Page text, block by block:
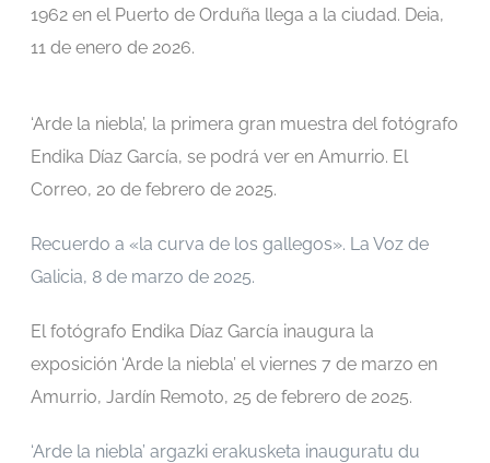
1962 en el Puerto de Orduña llega a la ciudad. Deia,
11 de enero de 2026.
‘Arde la niebla’, la primera gran muestra del fotógrafo
Endika Díaz García, se podrá ver en Amurrio. El
Correo, 20 de febrero de 2025.
Recuerdo a «la curva de los gallegos». La Voz de
Galicia, 8 de marzo de 2025.
El fotógrafo Endika Díaz García inaugura la
exposición ‘Arde la niebla’ el viernes 7 de marzo en
Amurrio, Jardín Remoto, 25 de febrero de 2025.
‘Arde la niebla’ argazki erakusketa inauguratu du